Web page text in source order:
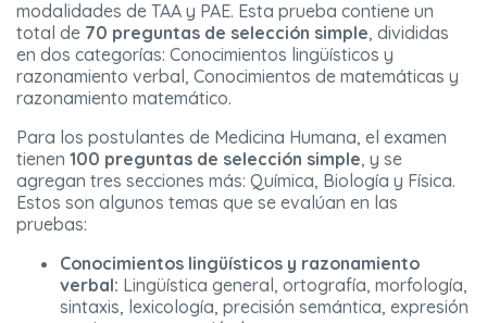
modalidades de TAA y PAE. Esta prueba contiene un
total de 70 preguntas de selección simple, divididas
en dos categorías: Conocimientos lingüísticos y
razonamiento verbal, Conocimientos de matemáticas y
razonamiento matemático.
Para los postulantes de Medicina Humana, el examen
tienen 100 preguntas de selección simple, y se
agregan tres secciones más: Química, Biología y Física.
Estos son algunos temas que se evalúan en las
pruebas:
Conocimientos lingüísticos y razonamiento
verbal: Lingüística general, ortografía, morfología,
sintaxis, lexicología, precisión semántica, expresión